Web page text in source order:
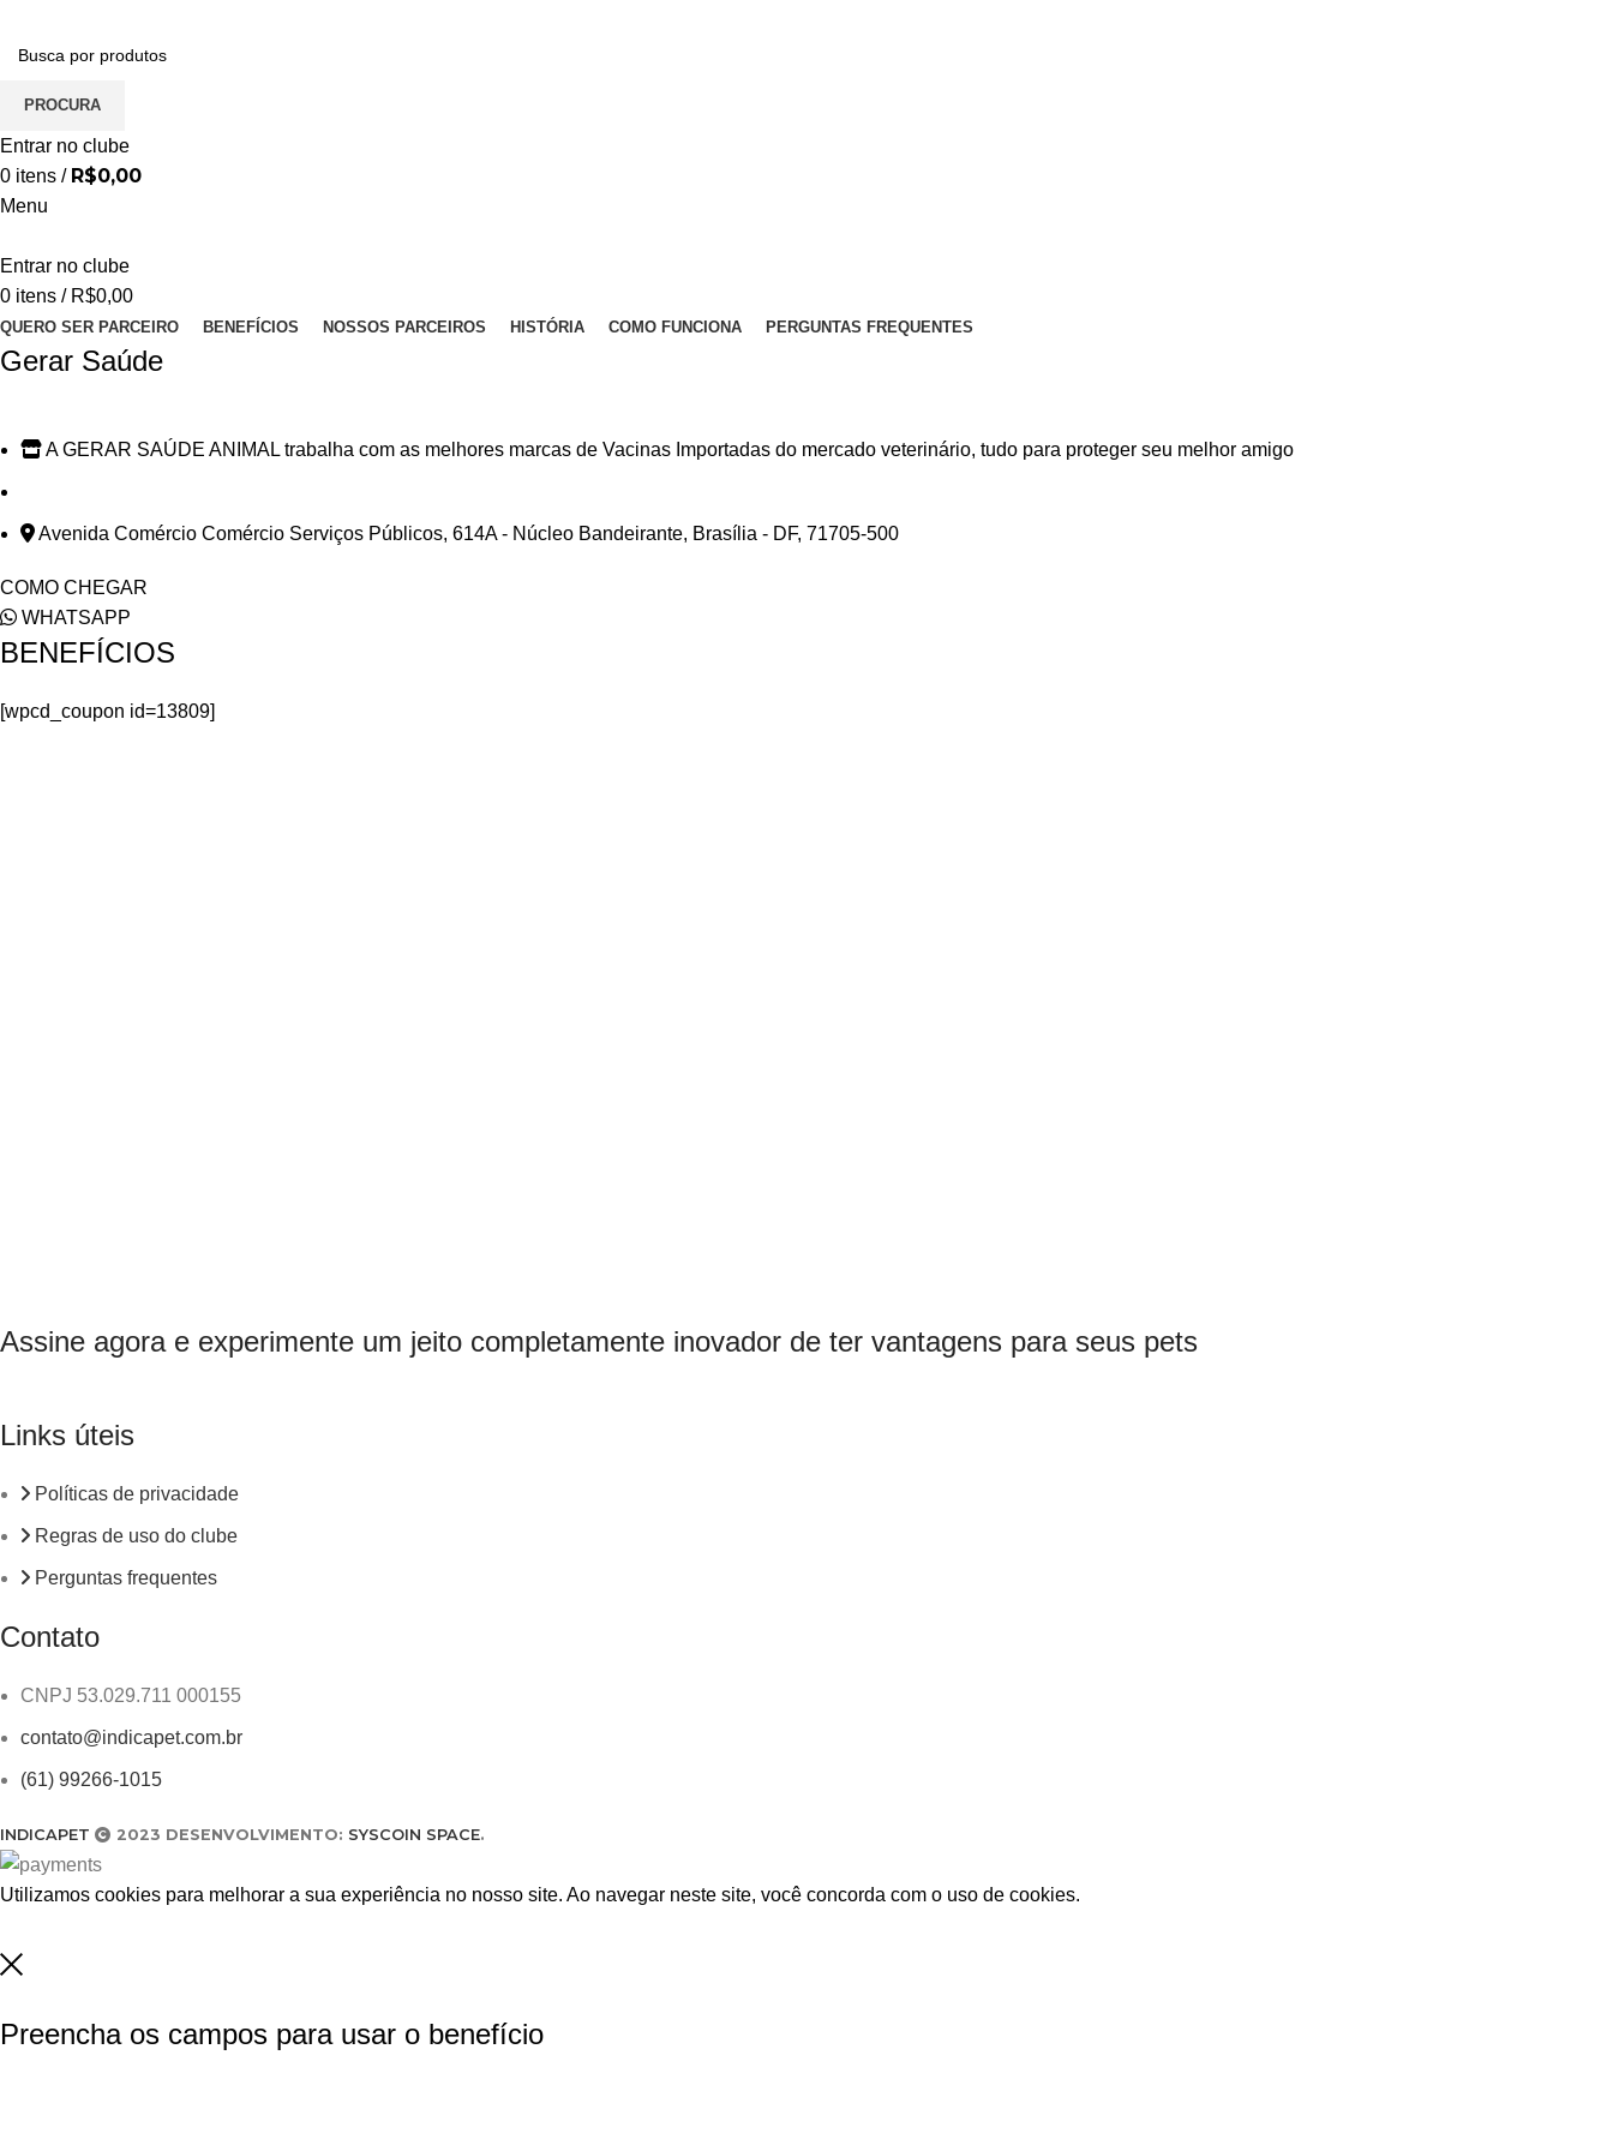
PROCURA
Entrar no clube
0 itens / R$0,00
Menu
Entrar no clube
0 itens / R$0,00
QUERO SER PARCEIRO BENEFÍCIOS NOSSOS PARCEIROS HISTÓRIA COMO FUNCIONA PERGUNTAS FREQUENTES
Gerar Saúde
A GERAR SAÚDE ANIMAL trabalha com as melhores marcas de Vacinas Importadas do mercado veterinário, tudo para proteger seu melhor amigo
Avenida Comércio Comércio Serviços Públicos, 614A - Núcleo Bandeirante, Brasília - DF, 71705-500
COMO CHEGAR
WHATSAPP
BENEFÍCIOS
[wpcd_coupon id=13809]
Assine agora e experimente um jeito completamente inovador de ter vantagens para seus pets
Links úteis
Políticas de privacidade
Regras de uso do clube
Perguntas frequentes
Contato
CNPJ 53.029.711 000155
contato@indicapet.com.br
(61) 99266-1015
INDICAPET 2023 DESENVOLVIMENTO: SYSCOIN SPACE.
Utilizamos cookies para melhorar a sua experiência no nosso site. Ao navegar neste site, você concorda com o uso de cookies.
Preencha os campos para usar o benefício